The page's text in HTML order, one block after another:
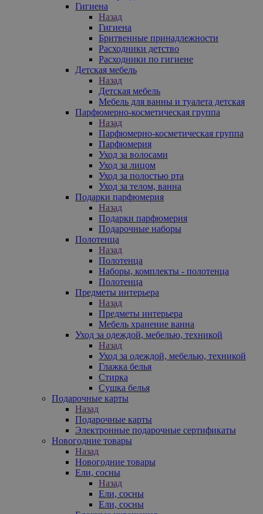
Гигиена
Назад
Гигиена
Бритвенные принадлежности
Расходники детство
Расходники по гигиене
Детская мебель
Назад
Детская мебель
Мебель для ванны и туалета детская
Парфюмерно-косметическая группа
Назад
Парфюмерно-косметическая группа
Парфюмерия
Уход за волосами
Уход за лицом
Уход за полостью рта
Уход за телом, ванна
Подарки парфюмерия
Назад
Подарки парфюмерия
Подарочные наборы
Полотенца
Назад
Полотенца
Наборы, комплекты - полотенца
Полотенца
Предметы интерьера
Назад
Предметы интерьера
Мебель хранение ванна
Уход за одеждой, мебелью, техникой
Назад
Уход за одеждой, мебелью, техникой
Глажка белья
Стирка
Сушка белья
Подарочные карты
Назад
Подарочные карты
Электронные подарочные сертификаты
Новогодние товары
Назад
Новогодние товары
Ели, сосны
Назад
Ели, сосны
Ели, сосны